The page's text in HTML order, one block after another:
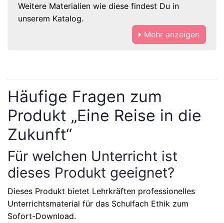
Weitere Materialien wie diese findest Du in
unserem Katalog.
Mehr anzeigen
Häufige Fragen zum
Produkt „Eine Reise in die
Zukunft“
Für welchen Unterricht ist
dieses Produkt geeignet?
Dieses Produkt bietet Lehrkräften professionelles
Unterrichtsmaterial für das Schulfach Ethik zum
Sofort-Download.